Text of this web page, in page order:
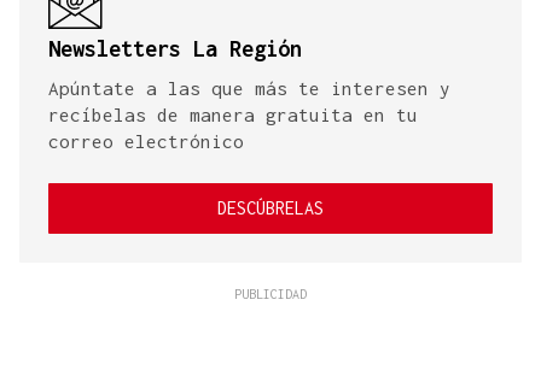
Newsletters La Región
Apúntate a las que más te interesen y
recíbelas de manera gratuita en tu
correo electrónico
DESCÚBRELAS